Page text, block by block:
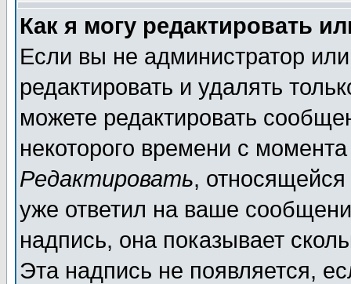
Как я могу редактировать
Если вы не администратор
редактировать и удалять
можете редактировать
некоторого времени с
Редактировать,
уже ответил на ваше
надпись, она показывает
Эта надпись не появляется,